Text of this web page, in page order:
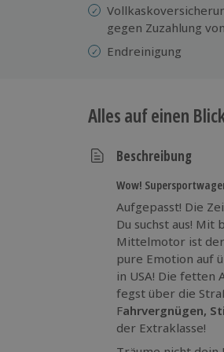
gegen Zuzahlung
Endreinigung
Alles auf einen
Beschreibung
Wow!
Aufgepasst! Die
Du suchst aus! Mit
Mittelmotor ist der
pure Emotion auf
in USA! Die fetten
fegst über die
Fahrvergnügen,
der Extraklasse!